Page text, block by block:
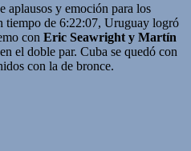
aplausos y emoción para los
tiempo de 6:22:07, Uruguay logró
con Eric Seawright y Martín
el doble par. Cuba se quedó con
con la de bronce.